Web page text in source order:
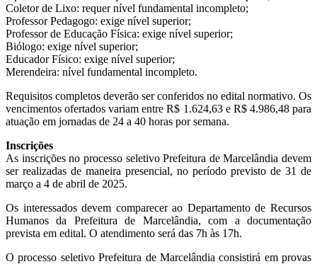
Coletor de Lixo: requer nível fundamental incompleto;
Professor Pedagogo: exige nível superior;
Professor de Educação Física: exige nível superior;
Biólogo: exige nível superior;
Educador Físico: exige nível superior;
Merendeira: nível fundamental incompleto.
Requisitos completos deverão ser conferidos no edital normativo. Os
vencimentos ofertados variam entre R$ 1.624,63 e R$ 4.986,48 para
atuação em jornadas de 24 a 40 horas por semana.
Inscrições
As inscrições no processo seletivo Prefeitura de Marcelândia devem
ser realizadas de maneira presencial, no período previsto de 31 de
março a 4 de abril de 2025.
Os interessados devem comparecer ao Departamento de Recursos
Humanos da Prefeitura de Marcelândia, com a documentação
prevista em edital. O atendimento será das 7h às 17h.
O processo seletivo Prefeitura de Marcelândia consistirá em provas